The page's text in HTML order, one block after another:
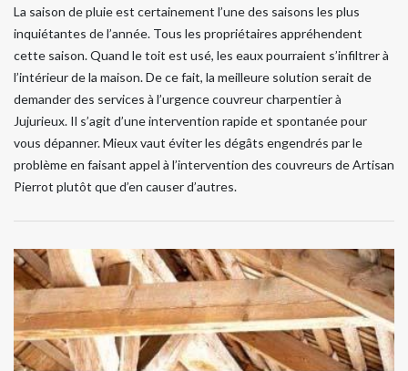
La saison de pluie est certainement l’une des saisons les plus
inquiétantes de l’année. Tous les propriétaires appréhendent
cette saison. Quand le toit est usé, les eaux pourraient s’infiltrer à
l’intérieur de la maison. De ce fait, la meilleure solution serait de
demander des services à l’urgence couvreur charpentier à
Jujurieux. Il s’agit d’une intervention rapide et spontanée pour
vous dépanner. Mieux vaut éviter les dégâts engendrés par le
problème en faisant appel à l’intervention des couvreurs de Artisan
Pierrot plutôt que d’en causer d’autres.